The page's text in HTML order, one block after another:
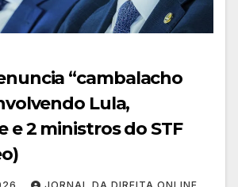
“cambalacho
Lula,
e 2 ministros do STF